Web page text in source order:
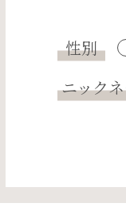
性別
ニック